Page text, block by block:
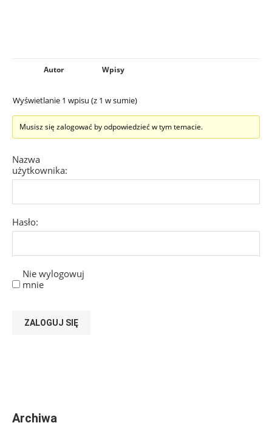
Autor Wpisy
Wyświetlanie 1 wpisu (z 1 w sumie)
Musisz się zalogować by odpowiedzieć w tym temacie.
Nazwa
użytkownika:
Hasło:
Nie wylogowuj
mnie
ZALOGUJ SIĘ
Archiwa